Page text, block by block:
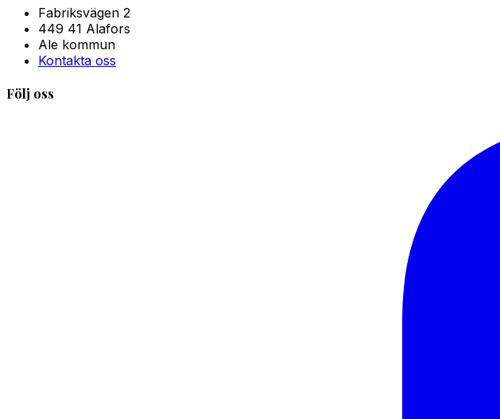
Fabriksvägen 2
449 41 Alafors
Ale kommun
Kontakta oss
Följ oss